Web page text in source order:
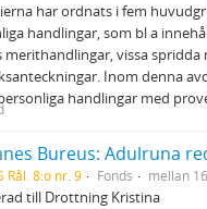
har ordnats i fem
handlingar, som bl a
merithandlingar, vissa spridda
Inom denna
handlingar med
Rål. 8:o nr. 9 Fonds mellan
till Drottning Kristina